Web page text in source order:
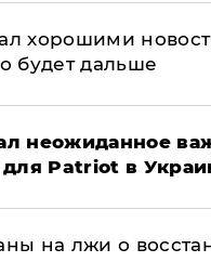
хорошими
будет дальше
неожиданное
для Patriot в
на лжи о